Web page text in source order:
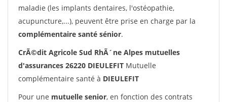
maladie (les implants dentaires, l'ostéopathie,
acupuncture,...), peuvent être prise en charge par la
complémentaire santé sénior.
CrÃ©dit Agricole Sud RhÃ´ne Alpes mutuelles
d'assurances 26220 DIEULEFIT Mutuelle
complémentaire santé à DIEULEFIT
Pour une mutuelle senior, en fonction des contrats